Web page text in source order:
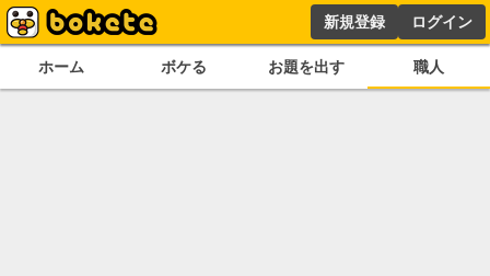
新規登録 ログイン
ホーム ボケる お題を出す 職人